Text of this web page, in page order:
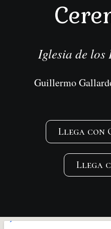
Iglesia de los
Guillermo
Llega con
Llega